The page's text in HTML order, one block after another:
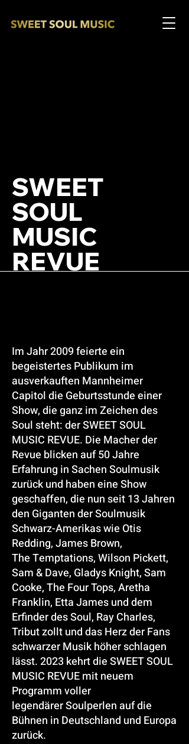
SWEET
SOUL
MUSIC
REVUE
Im Jahr 2009 feierte ein
begeistertes Publikum im
ausverkauften Mannheimer
Capitol die Geburtsstundeeiner
Show, die ganz im Zeichen des
Soul steht: der SWEET SOUL
MUSIC REVUE. Die Macher der
Revue blicken auf 50 Jahre
Erfahrung in Sachen Soulmusik
zurück und haben eine Show
geschaffen, die nun seit13 Jahren
den Giganten der Soulmusik
Schwarz-Amerikas wie Otis
Redding, James Brown,
TheTemptations, Wilson Pickett,
Sam & Dave, Gladys Knight, Sam
Cooke, The Four Tops, Aretha
Franklin, Etta James und dem
Erfinder des Soul, Ray Charles,
Tribut zollt und das Herz der Fans
schwarzer Musikhöher schlagen
lässt. 2023 kehrt die SWEET SOUL
MUSIC REVUE mit neuem
Programm voller
legendärerSoulperlen auf die
Bühnen in Deutschland und Europa
zurück.